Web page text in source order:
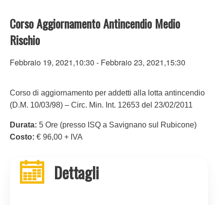
Corso Aggiornamento Antincendio Medio
Rischio
Febbraio 19, 2021,10:30 - Febbraio 23, 2021,15:30
Corso di aggiornamento per addetti alla lotta antincendio
(D.M. 10/03/98) – Circ. Min. Int. 12653 del 23/02/2011
Durata: 5 Ore (presso ISQ a Savignano sul Rubicone)
Costo: € 96,00 + IVA
Dettagli